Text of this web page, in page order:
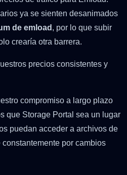
ya se sienten desanimados
de emload , por lo que subir
crearía otra barrera.
precios consistentes y
compromiso a largo plazo
que Storage Portal sea un lugar
puedan acceder a archivos de
por cambios